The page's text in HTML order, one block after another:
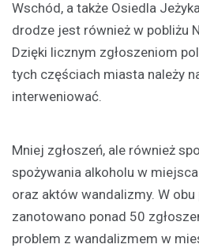
Wschód, a także Osiedla
drodze jest również w pobliżu
Dzięki licznym zgłoszeniom
tych częściach miasta należy
interweniować.
Mniej zgłoszeń, ale również
spożywania alkoholu w
oraz aktów wandalizmy. W obu
zanotowano ponad 50
problem z wandalizmem w